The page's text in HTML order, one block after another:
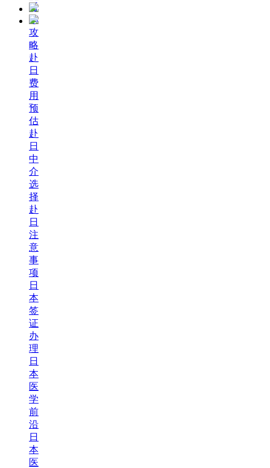
看
病
攻
略
赴
日
费
用
预
估
赴
日
中
介
选
择
赴
日
注
意
事
项
日
本
签
证
办
理
日
本
医
学
前
沿
日
本
医